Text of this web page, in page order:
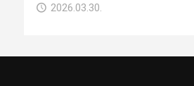
2026.03.30.